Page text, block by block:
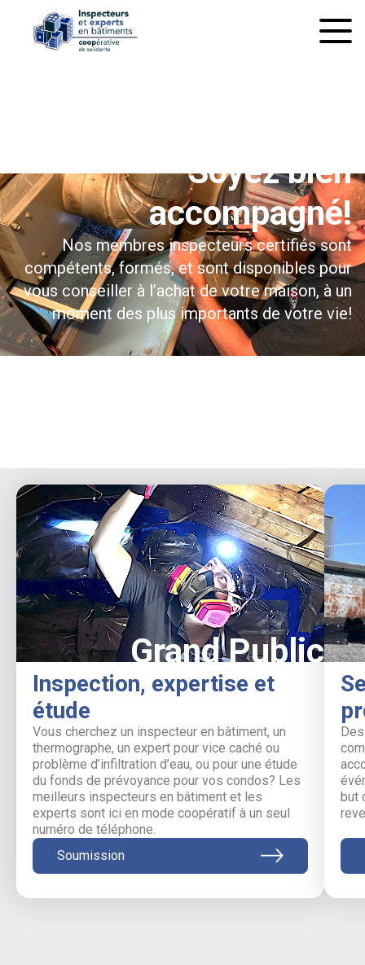
Soyez bien
accompagné!
Nos membres inspecteurs certifiés sont
compétents, formés, et sont disponibles pour
vous conseiller à l’achat de votre maison, à un
moment des plus importants de votre vie!
Grand Public
Inspection, expertise et
étude
Vous cherchez un inspecteur en bâtiment, un
thermographe, un expert pour vice caché ou
problème d’infiltration d’eau, ou pour une étude
du fonds de prévoyance pour vos condos? Les
meilleurs inspecteurs en bâtiment et les
experts sont ici en mode coopératif à un seul
numéro de téléphone.
Soumission
but